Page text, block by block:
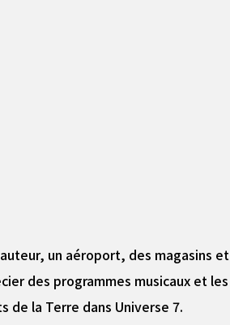
un aéroport, des magasins et
des programmes musicaux et les
la Terre dans Universe 7.